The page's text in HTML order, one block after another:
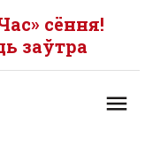
сёння!
заўтра